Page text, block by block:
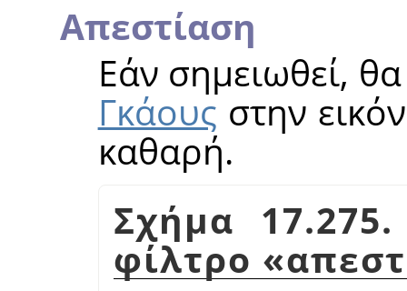
Απεστίαση
Εάν σημειωθεί,
Γκάουςστην
καθαρή.
Σχήμα
φίλτρο «